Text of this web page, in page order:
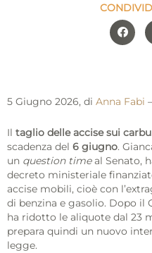
5 Giugno 2026, di Anna Fabi
Il taglio delle accise sui
scadenza del 6 giugno.
un question timeal Senato,
decreto ministeriale
accise mobili, cioè con
di benzina e gasolio. Dopo il
ha ridotto le aliquote dal 23
prepara quindi un nuovo
legge.